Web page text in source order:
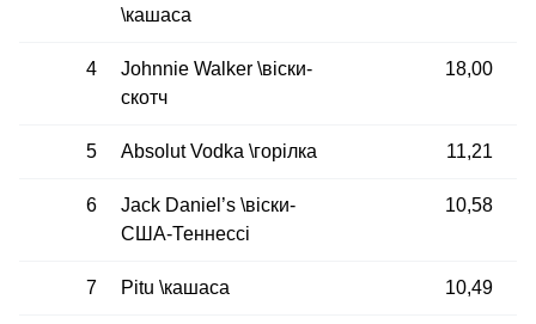
\кашаса
4
Johnnie Walker \віски-
скотч
18,00
5 Absolut Vodka \горілка 11,21
6
Jack Daniel’s \віски-
США-Теннессі
10,58
7 Pitu \кашаса 10,49